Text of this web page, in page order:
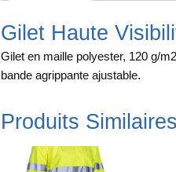
Gilet Haute
Gilet en maille polyester, 120 g/
bande agrippante ajustable.
Produits Similaires